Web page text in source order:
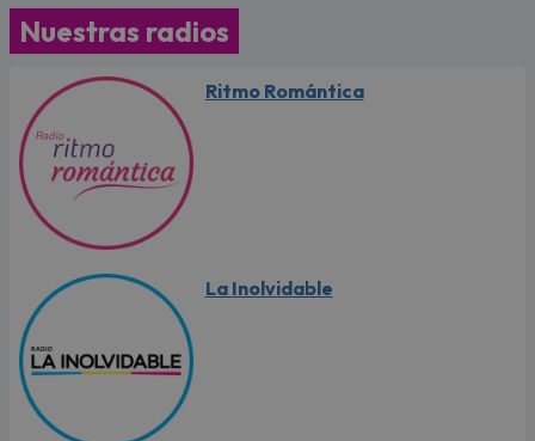
Nuestras radios
Ritmo Romántica
La Inolvidable